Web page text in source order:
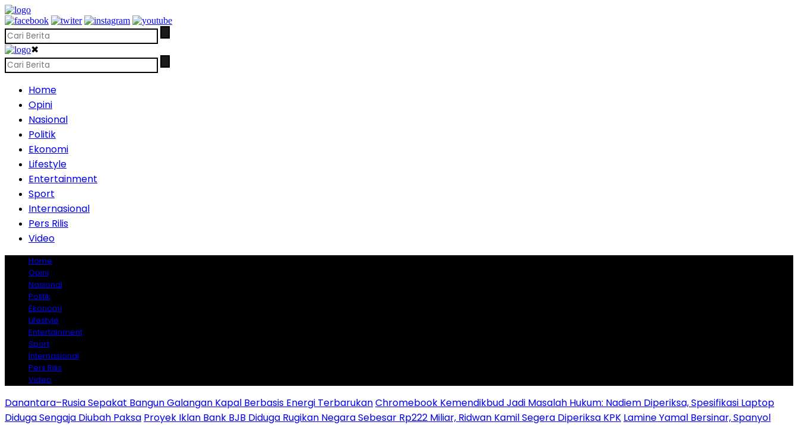
✖
Home
Opini
Nasional
Politik
Ekonomi
Lifestyle
Entertainment
Sport
Internasional
Pers Rilis
Video
Home
Opini
Nasional
Politik
Ekonomi
Lifestyle
Entertainment
Sport
Internasional
Pers Rilis
Video
Danantara–Rusia Sepakat Bangun Galangan Kapal Berbasis Energi TerbarukanChromebook Kemendikbud Jadi Masalah Hukum: Nadiem Diperiksa, Spesifikasi Laptop
Diduga Sengaja Diubah Paksa Proyek Iklan Bank BJB Diduga Rugikan Negara Sebesar Rp222 Miliar, Ridwan Kamil Segera Diperiksa KPK Lamine Yamal Bersinar, Spanyol